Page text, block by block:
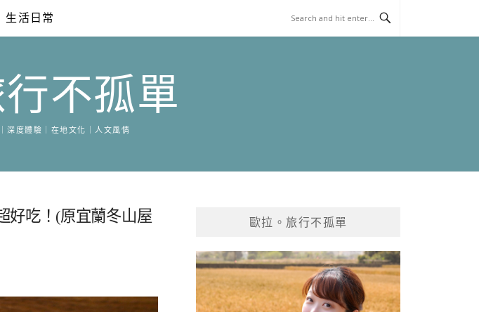
生活日常
不孤單
深度體驗｜在地文化｜人文風情
好吃！(原宜蘭冬山屋
歐拉。旅行不孤單